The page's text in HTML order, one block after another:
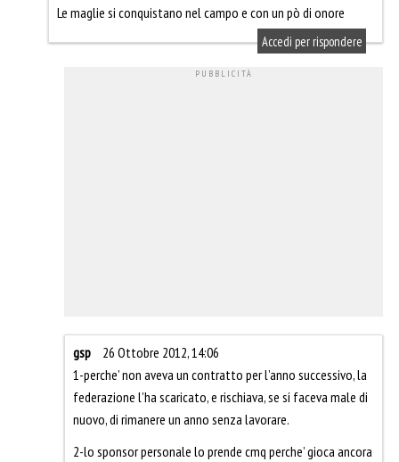
Le maglie si conquistano nel campo e con un pò di onore
Accedi per rispondere
gsp
26 Ottobre 2012, 14:06
1-perche’ non aveva un contratto per l’anno successivo, la
federazione l’ha scaricato, e rischiava, se si faceva male di
nuovo, di rimanere un anno senza lavorare.
2-lo sponsor personale lo prende cmq perche’ gioca ancora